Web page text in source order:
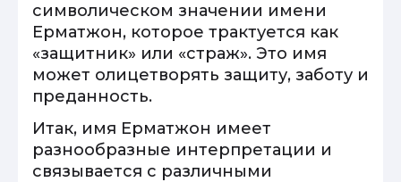
символическом значении имени
Ерматжон, которое трактуется как
«защитник» или «страж». Это имя
может олицетворять защиту, заботу и
преданность.
Итак, имя Ерматжон имеет
разнообразные интерпретации и
связывается с различными